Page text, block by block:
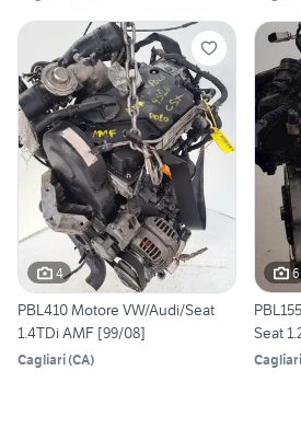
4
PBL410 Motore VW/Audi/Seat
1.4TDi AMF [99/08]
Cagliari(CA)
6
Seat
Cagliari